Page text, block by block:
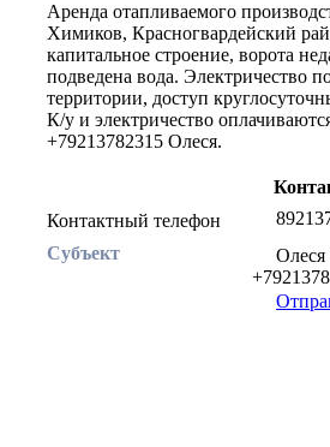
Аренда отапливаемого
Химиков, Красногвардейский
капитальное строение, ворота
подведена вода. Электричество
территории, доступ
К/у и электричество
+79213782315 Олеся.
Контактный телефон
Субъект
Олеся